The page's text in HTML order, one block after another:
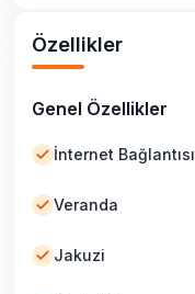
Özellikler
Genel Özellikler
İnternet Bağlantısı
Veranda
Jakuzi